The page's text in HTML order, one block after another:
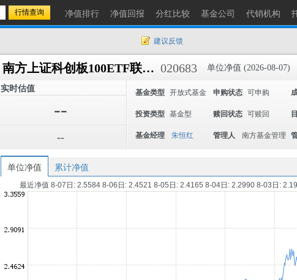
净值排行 净值回报 分红比较 基金公司 代销机构
建议反馈
南方上证科创板100ETF联接A 020683 单位净值 (2026-08-07)
实时估值
--
--
基金类型 开放式基金 申购状态 可申购
投资类型 基金型 赎回状态 可赎回
基金经理 朱恒红 管理人 南方基金管理
单位净值 累计净值
最近净值 8-07日: 2.5584 8-06日: 2.4521 8-05日: 2.4165 8-04日: 2.2990 8-03日: